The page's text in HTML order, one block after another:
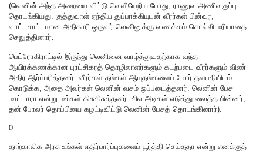
(லெனின் அந்த அறையை விட்டு வெளியேறிய போது, ராணுவ அணிவகுப்பு
தொடங்கியது. குத்துவாள் ஏந்திய துப்பாக்கியுடன் வீரர்கள் பின்வர,
வாட்டசாட்டமான அதிகாரி ஒருவர் லெனினுக்கு வணக்கம் சொல்லி மரியாதை
செலுத்தினார்.
பெட்ரோகிராட்டில் இருந்து லெனினை வாழ்த்துவதற்காக வந்த
ஆயிரக்கணக்கான புரட்சிகரத் தொழிலாளர்களும் கடற்படை வீரர்களும் விண்
அதிர ஆர்ப்பரித்தனர். வீரர்கள் தங்கள் ஆயுதங்களைப் போர் தளபதியிடம்
கொடுக்க, அதை அவர்கள் லெனின் வசம் ஒப்படைத்தனர். லெனின் பேச
மாட்டாரா என்று மக்கள் கிசுகிசுத்தனர். சில அடிகள் எடுத்து வைத்த பின்னர்,
தன் போலர் தொப்பியை கழட்டிவிட்டு லெனின் பேசத் தொடங்கினார்).
0
தாற்காலிக அரசு உங்கள் எதிர்பார்ப்புகளைப் பூர்த்தி செய்ததா என்று எனக்குத்